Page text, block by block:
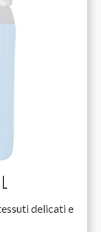
delicati e